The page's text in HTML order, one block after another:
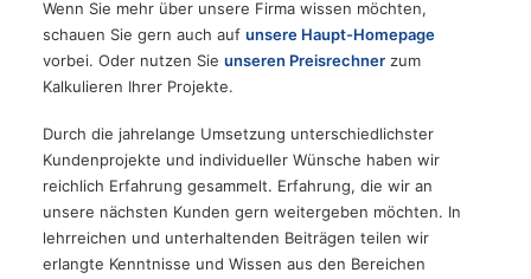
Wenn Sie mehr über unsere Firma wissen möchten,
schauen Sie gern auch auf unsere Haupt-Homepage
vorbei. Oder nutzen Sie unseren Preisrechner zum
Kalkulieren Ihrer Projekte.
Durch die jahrelange Umsetzung unterschiedlichster
Kundenprojekte und individueller Wünsche haben wir
reichlich Erfahrung gesammelt. Erfahrung, die wir an
unsere nächsten Kunden gern weitergeben möchten. In
lehrreichen und unterhaltenden Beiträgen teilen wir
erlangte Kenntnisse und Wissen aus den Bereichen